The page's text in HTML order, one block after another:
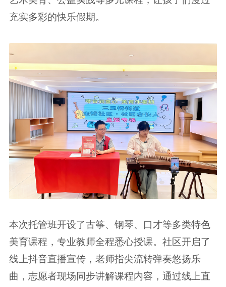
充实多彩的快乐假期。
本次托管班开设了古筝、钢琴、口才等多类特色
美育课程，专业教师全程悉心授课。社区开启了
线上抖音直播宣传，老师指尖流转弹奏悠扬乐
曲，志愿者现场同步讲解课程内容，通过线上直